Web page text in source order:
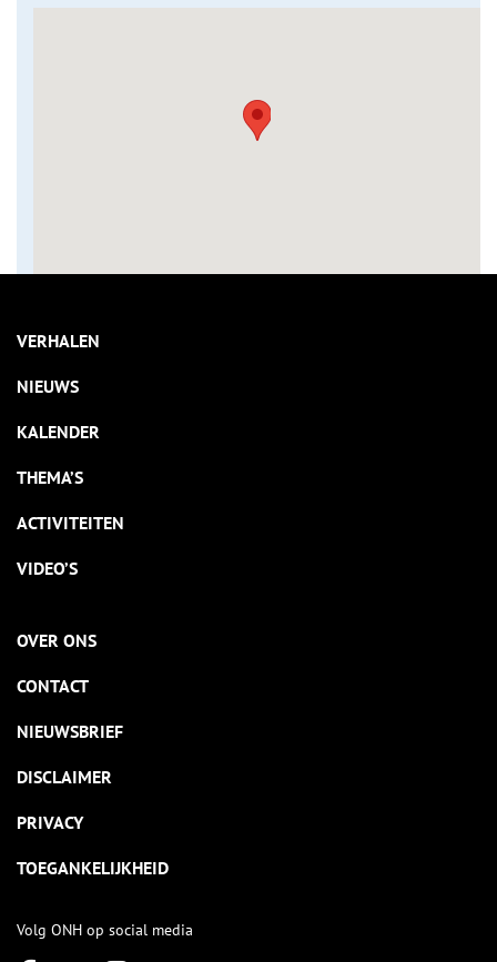
VERHALEN
NIEUWS
KALENDER
THEMA’S
ACTIVITEITEN
VIDEO’S
OVER ONS
CONTACT
NIEUWSBRIEF
DISCLAIMER
PRIVACY
TOEGANKELIJKHEID
Volg ONH op social media